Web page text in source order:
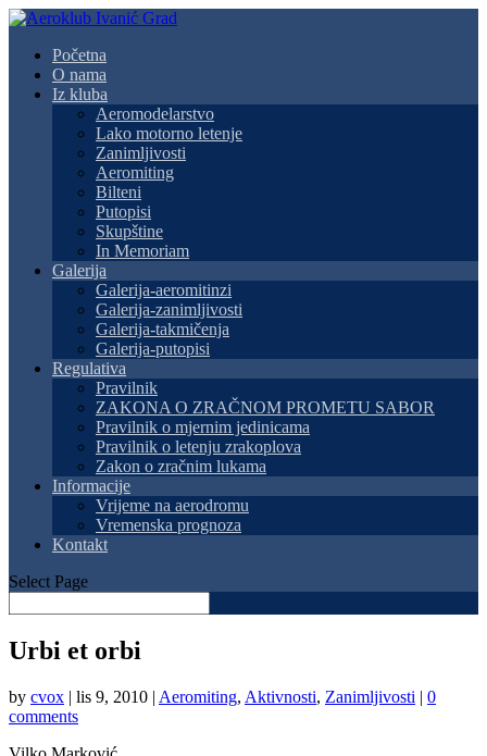
Početna
O nama
Iz kluba
Aeromodelarstvo
Lako motorno letenje
Zanimljivosti
Aeromiting
Bilteni
Putopisi
Skupštine
In Memoriam
Galerija
Galerija-aeromitinzi
Galerija-zanimljivosti
Galerija-takmičenja
Galerija-putopisi
Regulativa
Pravilnik
ZAKONA O ZRAČNOM PROMETU SABOR
Pravilnik o mjernim jedinicama
Pravilnik o letenju zrakoplova
Zakon o zračnim lukama
Informacije
Vrijeme na aerodromu
Vremenska prognoza
Kontakt
Select Page
Urbi et orbi
by cvox | lis 9, 2010 | Aeromiting, Aktivnosti, Zanimljivosti | 0
comments